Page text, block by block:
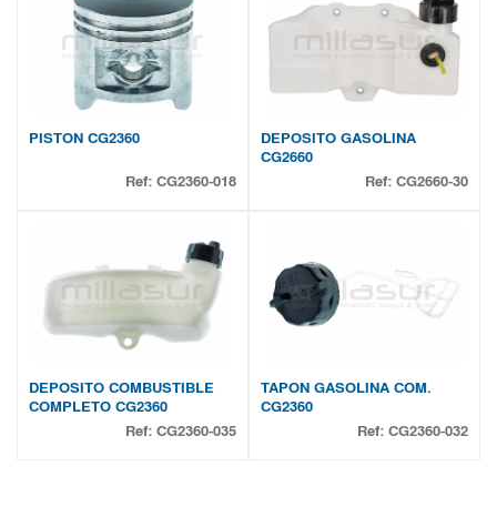
PISTON CG2360
Ref: CG2360-018
DEPOSITO GASOLINA
CG2660
Ref: CG2660-30
DEPOSITO COMBUSTIBLE
COMPLETO CG2360
Ref: CG2360-035
TAPON GASOLINA COM.
CG2360
Ref: CG2360-032